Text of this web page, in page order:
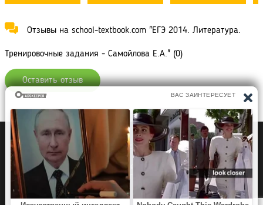
Отзывы на school-textbook.com "ЕГЭ 2014. Литература.
Тренировочные задания - Самойлова Е.А." (0)
Оставить отзыв
Политика конфиденциальности
Правообладателям
Рефераты Дипломы Курсовые работы
Читать книги
Аудиокниги
Раскраски для детей
Загадки, Игры Головоломки